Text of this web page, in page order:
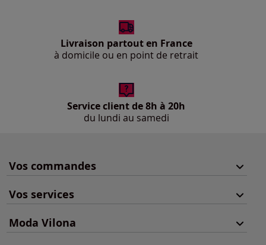
Livraison partout en France
à domicile ou en point de retrait
Service client de 8h à 20h
du lundi au samedi
Vos commandes
Vos services
Moda Vilona